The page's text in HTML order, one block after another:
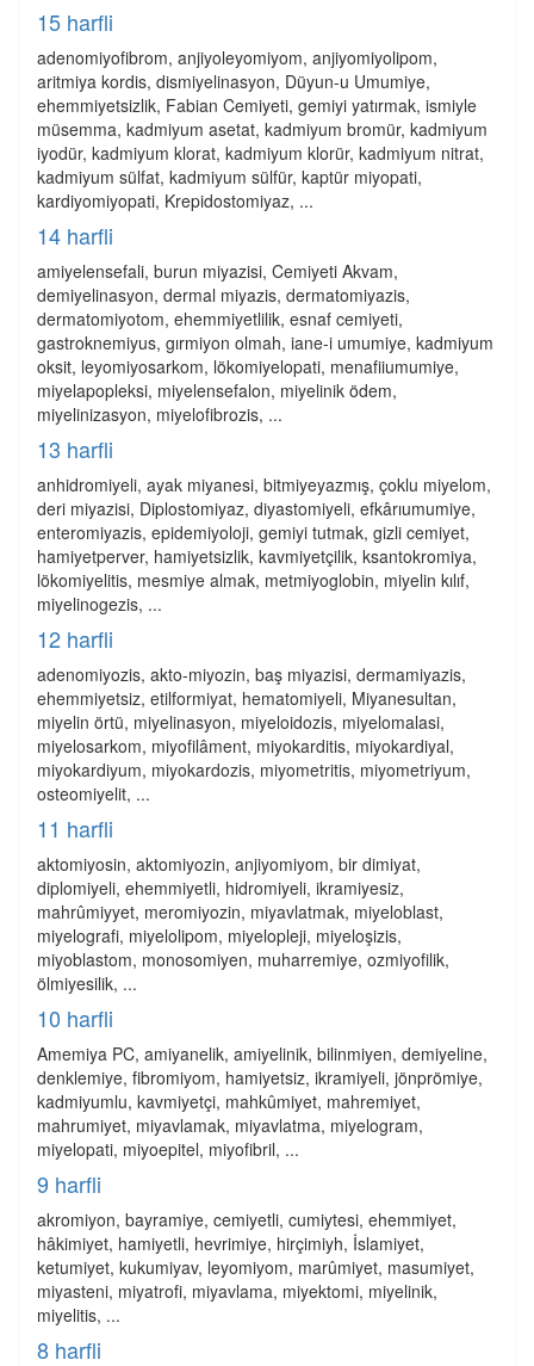
15 harfli
adenomiyofibrom, anjiyoleyomiyom, anjiyomiyolipom,
aritmiya kordis, dismiyelinasyon, Düyun-u Umumiye,
ehemmiyetsizlik, Fabian Cemiyeti, gemiyi yatırmak, ismiyle
müsemma, kadmiyum asetat, kadmiyum bromür, kadmiyum
iyodür, kadmiyum klorat, kadmiyum klorür, kadmiyum nitrat,
kadmiyum sülfat, kadmiyum sülfür, kaptür miyopati,
kardiyomiyopati, Krepidostomiyaz, ...
14 harfli
amiyelensefali, burun miyazisi, Cemiyeti Akvam,
demiyelinasyon, dermal miyazis, dermatomiyazis,
dermatomiyotom, ehemmiyetlilik, esnaf cemiyeti,
gastroknemiyus, gırmiyon olmah, iane-i umumiye, kadmiyum
oksit, leyomiyosarkom, lökomiyelopati, menafiiumumiye,
miyelapopleksi, miyelensefalon, miyelinik ödem,
miyelinizasyon, miyelofibrozis, ...
13 harfli
anhidromiyeli, ayak miyanesi, bitmiyeyazmış, çoklu miyelom,
deri miyazisi, Diplostomiyaz, diyastomiyeli, efkârıumumiye,
enteromiyazis, epidemiyoloji, gemiyi tutmak, gizli cemiyet,
hamiyetperver, hamiyetsizlik, kavmiyetçilik, ksantokromiya,
lökomiyelitis, mesmiye almak, metmiyoglobin, miyelin kılıf,
miyelinogezis, ...
12 harfli
adenomiyozis, akto-miyozin, baş miyazisi, dermamiyazis,
ehemmiyetsiz, etilformiyat, hematomiyeli, Miyanesultan,
miyelin örtü, miyelinasyon, miyeloidozis, miyelomalasi,
miyelosarkom, miyofilâment, miyokarditis, miyokardiyal,
miyokardiyum, miyokardozis, miyometritis, miyometriyum,
osteomiyelit, ...
11 harfli
aktomiyosin, aktomiyozin, anjiyomiyom, bir dimiyat,
diplomiyeli, ehemmiyetli, hidromiyeli, ikramiyesiz,
mahrûmiyyet, meromiyozin, miyavlatmak, miyeloblast,
miyelografi, miyelolipom, miyelopleji, miyeloşizis,
miyoblastom, monosomiyen, muharremiye, ozmiyofilik,
ölmiyesilik, ...
10 harfli
Amemiya PC, amiyanelik, amiyelinik, bilinmiyen, demiyeline,
denklemiye, fibromiyom, hamiyetsiz, ikramiyeli, jönprömiye,
kadmiyumlu, kavmiyetçi, mahkûmiyet, mahremiyet,
mahrumiyet, miyavlamak, miyavlatma, miyelogram,
miyelopati, miyoepitel, miyofibril, ...
9 harfli
akromiyon, bayramiye, cemiyetli, cumiytesi, ehemmiyet,
hâkimiyet, hamiyetli, hevrimiye, hirçimiyh, İslamiyet,
ketumiyet, kukumiyav, leyomiyom, marûmiyet, masumiyet,
miyasteni, miyatrofi, miyavlama, miyektomi, miyelinik,
miyelitis, ...
8 harfli